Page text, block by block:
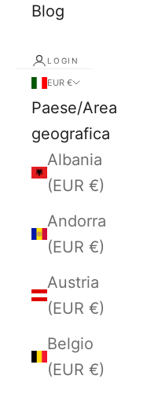
Blog
LOGIN
EUR €
Paese/Area
geografica
Albania
(EUR €)
Andorra
(EUR €)
Austria
(EUR €)
Belgio
(EUR €)